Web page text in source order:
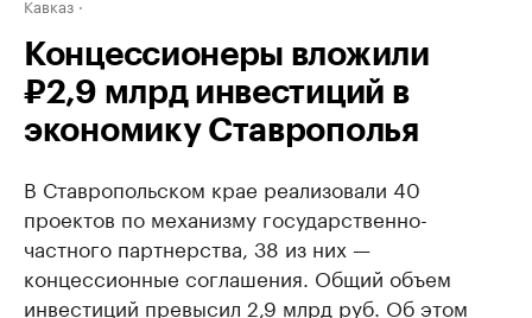
Кавказ
Концессионеры вложили
₽2,9 млрд инвестиций в
экономику Ставрополья
В Ставропольском крае реализовали 40
проектов по механизму государственно-
частного партнерства, 38 из них —
концессионные соглашения. Общий объем
инвестиций превысил 2,9 млрд руб. Об этом